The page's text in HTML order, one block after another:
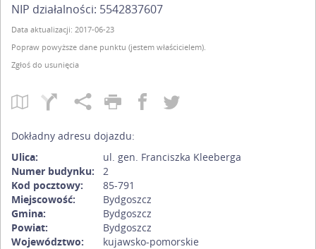
NIP działalności: 5542837607
Data aktualizacji: 2017-06-23
Popraw powyższe dane punktu (jestem właścicielem).
Zgłoś do usunięcia
Dokładny adresu dojazdu:
Ulica:
ul. gen. Franciszka Kleeberga
Numer budynku:
2
Kod pocztowy:
85-791
Miejscowość:
Bydgoszcz
Gmina:
Bydgoszcz
Powiat:
Bydgoszcz
Województwo:
kujawsko-pomorskie